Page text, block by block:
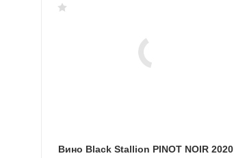
Вино Black Stallion PINOT NOIR 2020